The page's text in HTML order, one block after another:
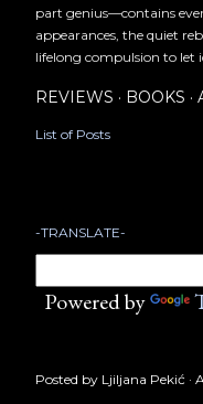
part genius—contains
appearances, the quiet
lifelong compulsion to let
REVIEWS BOOKS
List of Posts
-TRANSLATE-
Powered by
Posted by Ljiljana Pekić